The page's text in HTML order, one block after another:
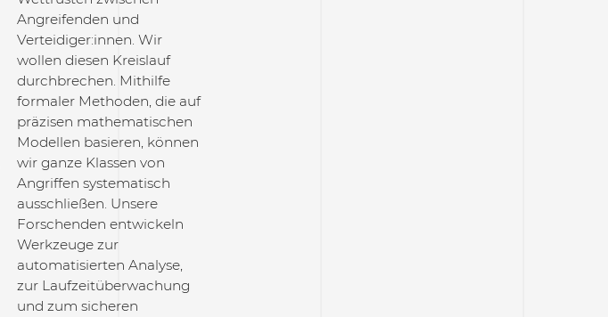
Angreifenden und
Verteidiger:innen. Wir
wollen diesen Kreislauf
durchbrechen. Mithilfe
formaler Methoden, die auf
präzisen mathematischen
Modellen basieren, können
wir ganze Klassen von
Angriffen systematisch
ausschließen. Unsere
Forschenden entwickeln
Werkzeuge zur
automatisierten Analyse,
zur Laufzeitüberwachung
und zum sicheren